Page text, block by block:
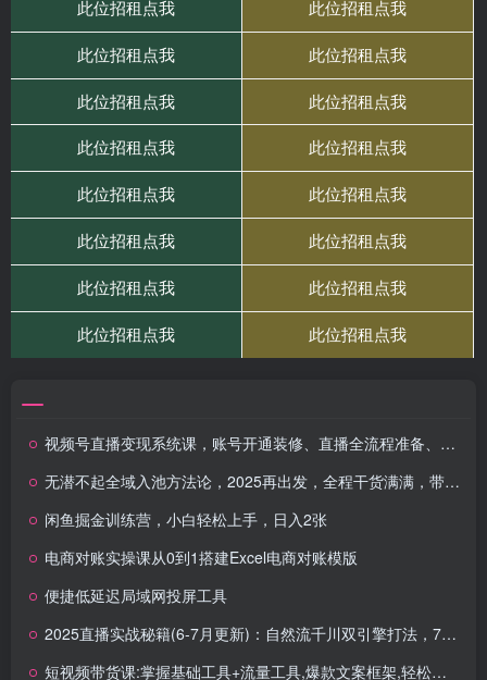
视频号直播变现系统课，账号开通装修、直播全流程准备、私域流量运营、成交转化技巧等
无潜不起全域入池方法论，​2025再出发，全程干货满满，带你掌握全域入池关键技巧
闲鱼掘金训练营，小白轻松上手，日入2张
电商对账实操课从0到1搭建Excel电商对账模版
便捷低延迟局域网投屏工具
2025直播实战秘籍(6-7月更新)：自然流千川双引擎打法，7天转型运营型主播
短视频带货课:掌握基础工具+流量工具,爆款文案框架,轻松实现创收